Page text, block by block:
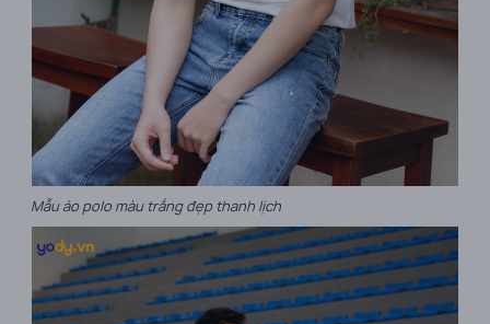
Mẫu áo polo màu trắng đẹp thanh lịch